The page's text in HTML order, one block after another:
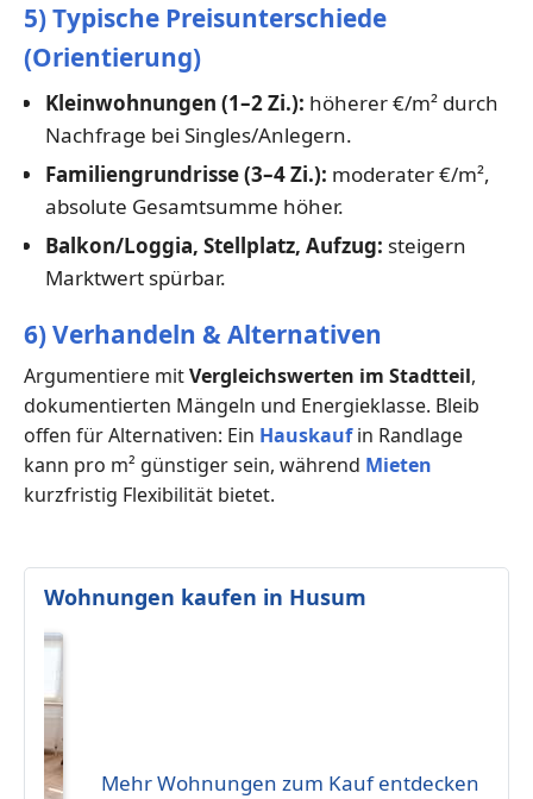
5) Typische Preisunterschiede
(Orientierung)
Kleinwohnungen (1–2 Zi.): höherer €/m² durch
Nachfrage bei Singles/Anlegern.
Familiengrundrisse (3–4 Zi.): moderater €/m²,
absolute Gesamtsumme höher.
Balkon/Loggia, Stellplatz, Aufzug: steigern
Marktwert spürbar.
6) Verhandeln & Alternativen
Argumentiere mitVergleichswerten im Stadtteil,
dokumentierten Mängeln und Energieklasse. Bleib
offen für Alternativen: Ein Hauskaufin Randlage
kann pro m² günstiger sein, während Mieten
kurzfristig Flexibilität bietet.
Wohnungen kaufen in Husum
Mehr Wohnungen zum Kauf entdecken